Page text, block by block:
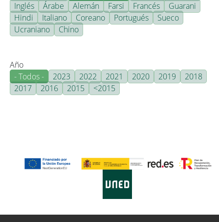
Inglés
Árabe Alemán Farsi Francés
Guarani
Hindi
Italiano Coreano Portugués
Sueco
Ucraniano
Chino
Año
- Todos -
2023 2022 2021 2020 2019
2018
2017
2016 2015 <2015